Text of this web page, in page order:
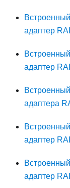
адаптер
адаптер
адаптера
адаптер
адаптер